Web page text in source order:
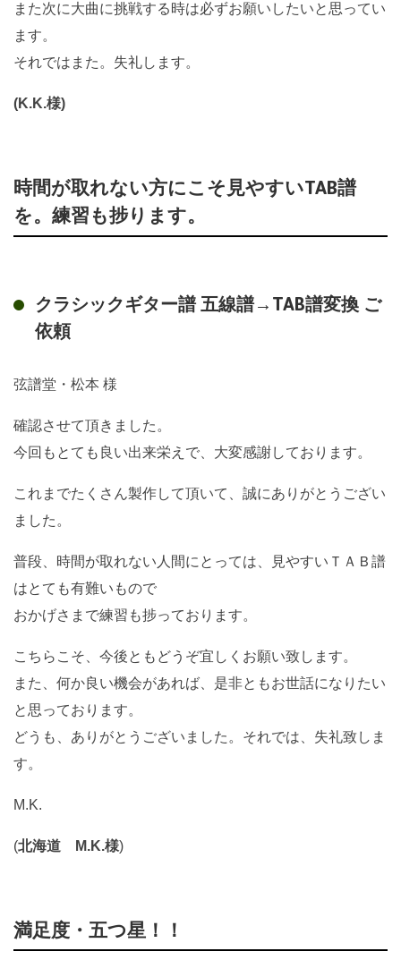
また次に大曲に挑戦する時は必ずお願いしたいと思ってい
ます。
それではまた。失礼します。
(K.K.様)
時間が取れない方にこそ見やすいTAB譜
を。練習も捗ります。
クラシックギター譜 五線譜→TAB譜変換 ご
依頼
弦譜堂・松本 様
確認させて頂きました。
今回もとても良い出来栄えで、大変感謝しております。
これまでたくさん製作して頂いて、誠にありがとうござい
ました。
普段、時間が取れない人間にとっては、見やすいＴＡＢ譜
はとても有難いもので
おかげさまで練習も捗っております。
こちらこそ、今後ともどうぞ宜しくお願い致します。
また、何か良い機会があれば、是非ともお世話になりたい
と思っております。
どうも、ありがとうございました。それでは、失礼致しま
す。
M.K.
(北海道 M.K.様)
満足度・五つ星！！